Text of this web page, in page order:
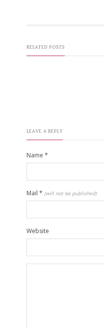
RELATED POSTS
LEAVE A REPLY
Name *
Mail * (will not be published)
Website